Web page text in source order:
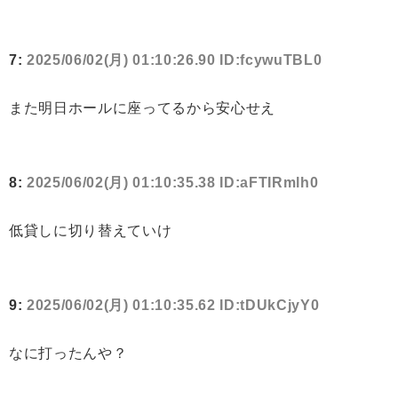
7: 2025/06/02(月) 01:10:26.90 ID:fcywuTBL0
また明日ホールに座ってるから安心せえ
8: 2025/06/02(月) 01:10:35.38 ID:aFTIRmlh0
低貸しに切り替えていけ
9: 2025/06/02(月) 01:10:35.62 ID:tDUkCjyY0
なに打ったんや？